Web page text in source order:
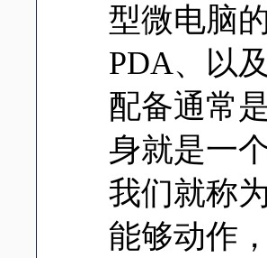
型微电脑
PDA、以
配备通常
身就是一
我们就称
能够动作